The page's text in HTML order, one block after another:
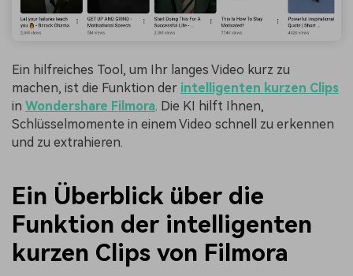
Ein hilfreiches Tool, um Ihr langes Video kurz zu
machen, ist die Funktion der intelligenten kurzen Clips
in Wondershare Filmora. Die KI hilft Ihnen,
Schlüsselmomente in einem Video schnell zu erkennen
und zu extrahieren.
Ein Überblick über die
Funktion der intelligenten
kurzen Clips von Filmora